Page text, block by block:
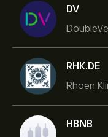
DV
RHK.DE
Rhoen
HBNB